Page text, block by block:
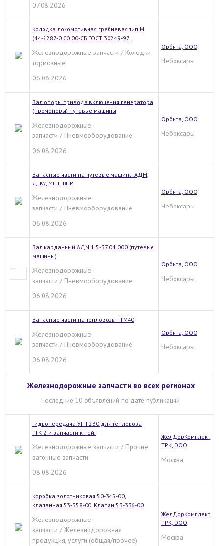
07.08.2026
Колодка локомотивная гребневая тип М
(44-5287-0.00.00-СБ ГОСТ 30249-97
Железнодорожные запчасти / Колодки
тормозные
06.08.2026
Орбита, ООО
Чебоксары
Вал опоры привода включения генератора
(промопоры) путевые машины
Железнодорожные
запчасти / Пневмооборудование
06.08.2026
Орбита, ООО
Чебоксары
Запасные части на путевые машины АДМ,
ДГКу, МПТ, ВПР
Железнодорожные
запчасти / Пневмооборудование
06.08.2026
Орбита, ООО
Чебоксары
Вал карданный АДМ.1.5-37.04.000 (путевые
машины)
Железнодорожные
запчасти / Пневмооборудование
06.08.2026
Орбита, ООО
Чебоксары
Запасные части на тепловозы ТГМ40
Железнодорожные
запчасти / Пневмооборудование
06.08.2026
Орбита, ООО
Чебоксары
Железнодорожные запчасти во всех регионах
Последние 10 объявлений по дате публикации
Гидропередача УГП-230 для тепловоза
ТГК-2 и запчасти к ней.
Железнодорожные запчасти / Прочие
вагонные запчасти
08.08.2026
ЖелДорКомплект,
ТРК, ООО
Москва
Коробка золотниковая 50-345-00,
клапанная 53-358-00, Клапан 53-336-00
Железнодорожные
запчасти / Железнодорожная
продукция, услуги (общая/прочее)
ЖелДорКомплект,
ТРК, ООО
Москва